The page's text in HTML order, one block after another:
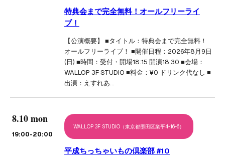
特典会まで完全無料！オールフリーライ
ブ！
【公演概要】 ■タイトル：特典会まで完全無料！
オールフリーライブ！ ■開催日程：2026年8月9日
(日) ■時間：受付・開場18:15 開演18:30 ■会場：
WALLOP 3F STUDIO ■料金：¥0 ドリンク代なし ■
出演：えすれあ…
8.10 mon
19:00-20:00
WALLOP 3F STUDIO（東京都墨田区業平4-16-6）
平成ちっちゃいもの倶楽部 #10